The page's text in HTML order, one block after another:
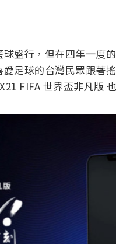
盛行，但在四年一度
足球的台灣民眾跟著
FIFA 世界盃非凡版